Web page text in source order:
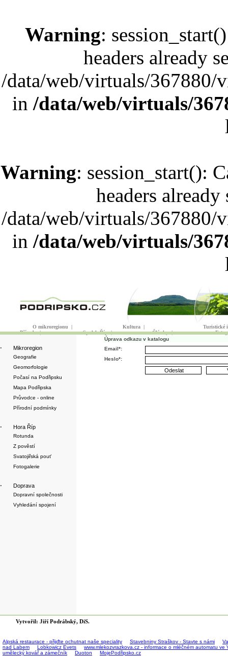
Warning:
headers already
/data/web/virtuals/
in /data/web/virtuals/
Warning: session_start():
headers
/data/web/virtuals/
in /data/web/virtuals/
O mikroregionu | Kultura |
Turistické
Příroda| Spolek Říp| Články|
· Mikroregion
Geografie
Geomorfologie
Počasí na Podřipsku
Mapa Podřipska
Průvodce - online
Přírodní podmínky
· Hora Říp
Rotunda
Z pověstí
Svatojiřská pouť
Fotogalerie
· Doprava
Dopravní společnosti
Vyhledání spojení
Úprava odkazu v katalogu
Email*:
Heslo*:
Vytvořil: Jiří Podrábský, DiS.
Alpská restaurace - přijďte ochutnat naše speciality Stavebniny Straškov - Stavte s námi
nad Labem
Lobkowicz Evets
www.mlekozvrazkova.cz - informace o mléčném automatu
umělecký kovář a zámečník
Duoton MojePodřipsko.cz